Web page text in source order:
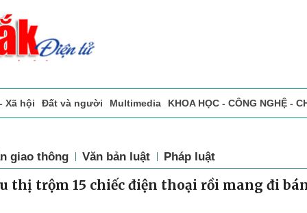
Xã hội Đất và người Multimedia KHOA HỌC - CÔNG NGHỆ -
giao thông Văn bản luật Pháp luật
thị trộm 15 chiếc điện thoại rồi mang đi